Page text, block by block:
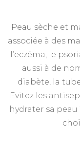
Peau sèche et
associée à des
l’eczéma, le
aussi à de
diabète, la
Evitez les
hydrater sa